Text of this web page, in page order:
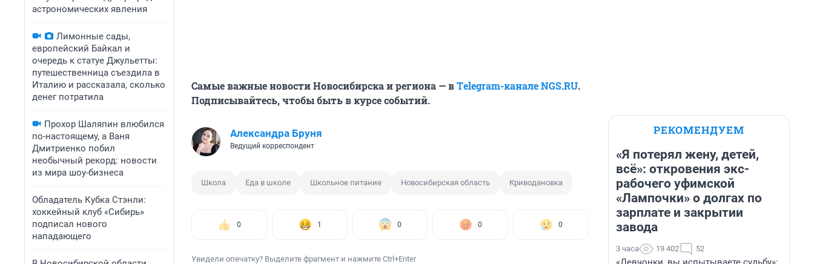
астрономических явления
Лимонные сады,
европейский Байкал и
очередь к статуе Джульетты:
путешественница съездила в
Италию и рассказала, сколько
денег потратила
Прохор Шаляпин влюбился
по-настоящему, а Ваня
Дмитриенко побил
необычный рекорд: новости
из мира шоу-бизнеса
Обладатель Кубка Стэнли:
хоккейный клуб «Сибирь»
подписал нового
нападающего
Самые важные новости Новосибирска и региона — вТelegram-канале NGS.RU.
Подписывайтесь, чтобы быть в курсе событий.
Александра Бруня
Ведущий корреспондент
Школа Еда в школе Школьное питание Новосибирская область Криводановка
0 1 0 0 0
Увидели опечатку? Выделите фрагмент и нажмите Ctrl+Enter
РЕКОМЕНДУЕМ
«Я потерял жену, детей,
всё»: откровения экс-
рабочего уфимской
«Лампочки» о долгах по
зарплате и закрытии
завода
3 часа 19 402 52